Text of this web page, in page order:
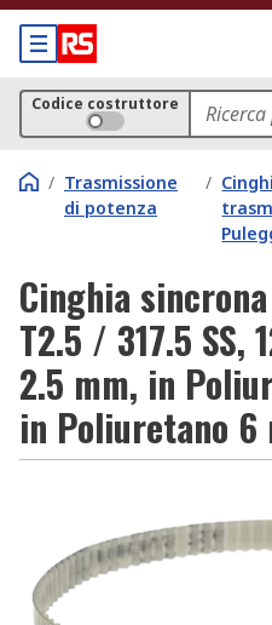
Codice costruttore
/ Trasmissione
di potenza
/
Cinghia
T2.5 / 317.5 SS,
2.5 mm, in
in Poliuretano 6